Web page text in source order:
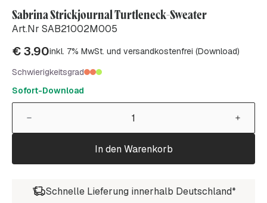
Sabrina Strickjournal Turtleneck-Sweater
Art.Nr SAB21002M005
€3.90inkl. 7% MwSt. und versandkostenfrei (Download)
Schwierigkeitsgrad
Sofort-Download
In den Warenkorb
Schnelle Lieferung innerhalb Deutschland*